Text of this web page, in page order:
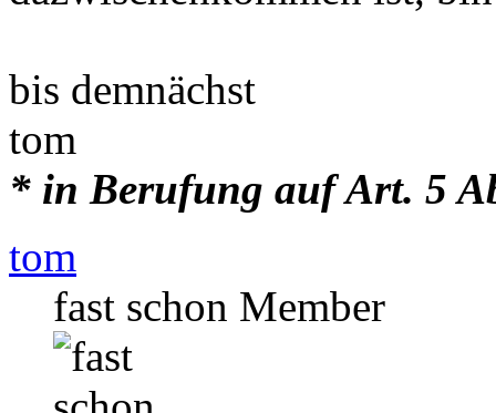
bis demnächst
tom
* in Berufung auf Art. 5
tom
fast schon Member